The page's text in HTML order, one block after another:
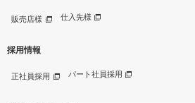
販売店様 仕入先様
採用情報
正社員採用 パート社員採用